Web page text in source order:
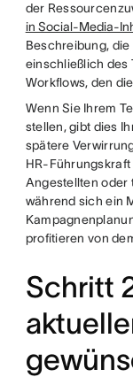
der
in Social-Media-
Beschreibung,
einschließlich des
Workflows, den
Wenn Sie Ihrem
stellen, gibt dies
spätere
HR-
Angestellten oder
während sich ein
profitieren von
Schritt